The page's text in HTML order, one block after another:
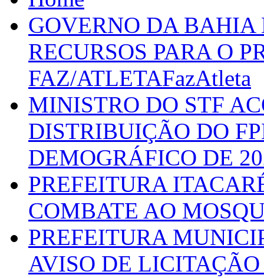
GOVERNO DA
RECURSOS PARA O
FAZ/ATLETAFazAtleta
MINISTRO DO STF
DISTRIBUIÇÃO DO
DEMOGRÁFICO DE
PREFEITURA
COMBATE AO
PREFEITURA
AVISO DE LICITAÇÃO